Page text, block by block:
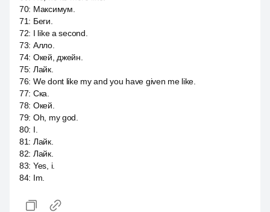
70: Максимум.
71: Беги.
72: I like a second.
73: Алло.
74: Окей, джейн.
75: Лайк.
76: We dont like my and you have given me like.
77: Ска.
78: Окей.
79: Oh, my god.
80: I.
81: Лайк.
82: Лайк.
83: Yes, i.
84: Im.